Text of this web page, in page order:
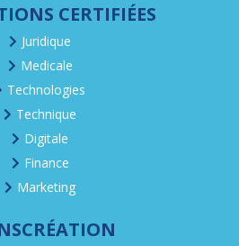
CERTIFIÉES
Juridique
Medicale
Technologies
Technique
Digitale
Finance
Marketing